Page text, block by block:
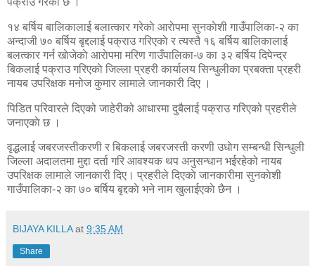
१४ बर्षिय बालिकालाई बलात्कार गरेकाे आराेपमा सुनकाेशी गाउँपालिका-२ का
अन्दाजी ७० बर्षिय बृद्दलाई पक्राउ गरिएकाे र त्यस्तै १६ बर्षिय बालिकालाई
बलत्कार गर्न खाेजेकाे आराेपमा मरिण गाउँपालिका-७ का ३२ बर्षिय दिपेन्द्र
बिकलाई पक्राउ गरिएकाे जिल्ला प्रहरी कार्यालय सिन्धुलीका प्रबक्ता प्रहरी
नायब उपरिक्षक मनोज कुमार लामाले जानकारी दिए ।
पिडित परिवारले दिएको जाहेरीको आधारमा दुबैलाई पक्राउ गरिएको प्रहरीले
जनाएकाे छ ।
वृद्धलाई जबरजस्तीकरणी र बिकलाई जबरजस्ती करणी उधाेग सम्बन्धी सिन्धुली
जिल्ला अदालतमा मुद्दा दर्ता गरि आवश्यक थप अनुसन्धान भईरहेको नायब
उपरिक्षक लामाले जानकारी दिए। प्रहरीले दिएकाे जानकारीमा सुनकाेशी
गाउँपालिका-२ का ७० बर्षिय बृद्दकाे भने नाम खुलाईएकाे छैन ।
BIJAYA KILLAat 9:35 AM
Share